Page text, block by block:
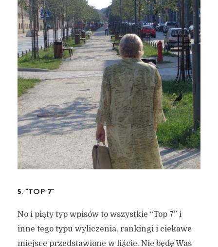
5. “TOP 7”
No i piąty typ wpisów to wszystkie “Top 7” i
inne tego typu wyliczenia, rankingi i ciekawe
miejsce przedstawione w liście. Nie będę Was